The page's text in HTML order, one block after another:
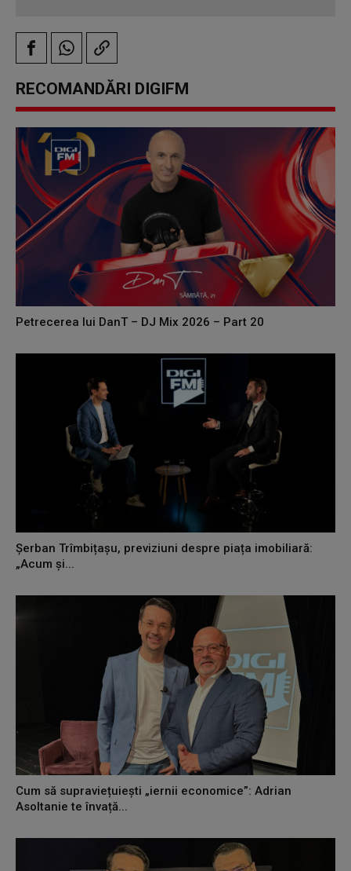
RECOMANDĂRI DIGIFM
Petrecerea lui DanT – DJ Mix 2026 – Part 20
Șerban Trîmbițașu, previziuni despre piața imobiliară:
„Acum și...
Cum să supraviețuiești „iernii economice”: Adrian
Asoltanie te învață...